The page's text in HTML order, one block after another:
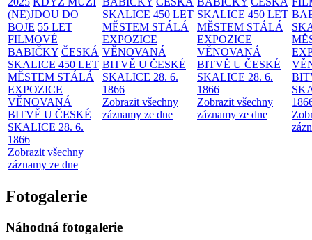
(NE)JDOU DO
BOJE 55 LET
FILMOVÉ
BABIČKY ČESKÁ
SKALICE 450 LET
MĚSTEM STÁLÁ
EXPOZICE
VĚNOVANÁ
BITVĚ U ČESKÉ
SKALICE 28. 6.
1866
Zobrazit všechny
záznamy ze dne
SKALICE 450 LET
MĚSTEM STÁLÁ
EXPOZICE
VĚNOVANÁ
BITVĚ U ČESKÉ
SKALICE 28. 6.
1866
Zobrazit všechny
záznamy ze dne
SKALICE 450 LET
MĚSTEM STÁLÁ
EXPOZICE
VĚNOVANÁ
BITVĚ U ČESKÉ
SKALICE 28. 6.
1866
Zobrazit všechny
záznamy ze dne
Fotogalerie
Náhodná fotogalerie